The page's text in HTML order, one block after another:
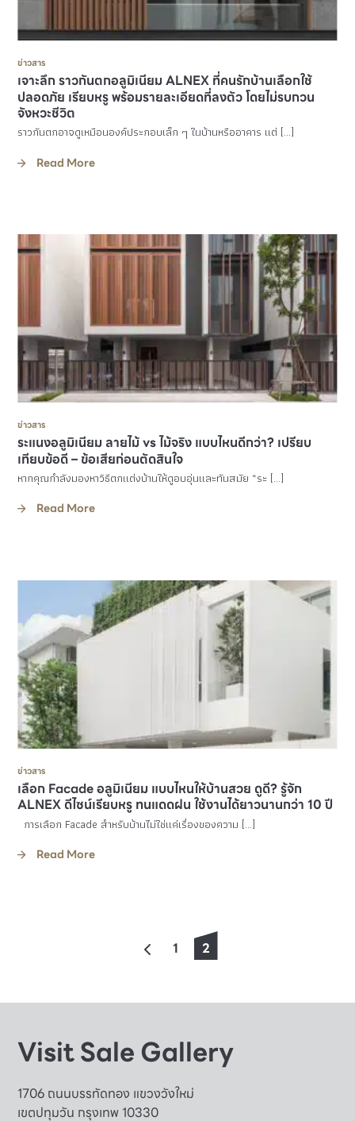
ข่าวสาร
เจาะลึก ราวกันตกอลูมิเนียม ALNEX ที่คนรักบ้านเลือกใช้
ปลอดภัย เรียบหรู พร้อมรายละเอียดที่ลงตัว โดยไม่รบกวน
จังหวะชีวิต
ราวกันตกอาจดูเหมือนองค์ประกอบเล็ก ๆ ในบ้านหรืออาคาร แต่ […]
Read More
ข่าวสาร
ระแนงอลูมิเนียม ลายไม้ vs ไม้จริง แบบไหนดีกว่า? เปรียบ
เทียบข้อดี – ข้อเสียก่อนตัดสินใจ
หากคุณกำลังมองหาวิธีตกแต่งบ้านให้ดูอบอุ่นและทันสมัย “ระ […]
Read More
ข่าวสาร
เลือก Facade อลูมิเนียม แบบไหนให้บ้านสวย ดูดี? รู้จัก
ALNEX ดีไซน์เรียบหรู ทนแดดฝน ใช้งานได้ยาวนานกว่า 10 ปี
การเลือก Facade สำหรับบ้านไม่ใช่แค่เรื่องของความ […]
Read More
1 2
Visit Sale Gallery
1706 ถนนบรรทัดทอง แขวงวังใหม่
เขตปทุมวัน กรุงเทพ 10330